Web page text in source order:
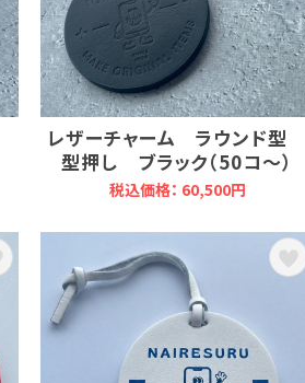
レザーチャーム ラウンド型
型押し ブラック（50コ～）
税込価格： 60,500円